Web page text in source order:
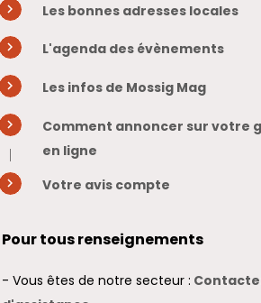
Les bonnes adresses locales
L'agenda des évènements
Les infos de Mossig Mag
Comment annoncer sur votre
en ligne
Votre avis compte
Pour tous renseignements
- Vous êtes de notre secteur :